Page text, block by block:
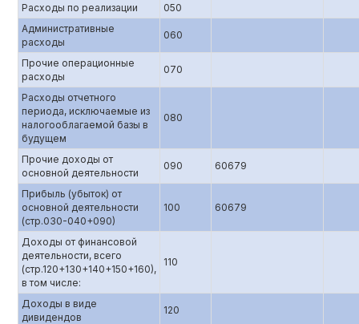
Расходы по реализации
050
Административные
расходы
060
Прочие операционные
расходы
070
Расходы отчетного
периода, исключаемые из
налогооблагаемой базы в
будущем
080
Прочие доходы от
основной деятельности
090 60679
Прибыль (убыток) от
основной деятельности
(стр.0З0-040+090)
100 60679
Доходы от финансовой
деятельности, всего
(стр.120+130+140+150+160),
в том числе:
110
Доходы в виде
дивидендов
120